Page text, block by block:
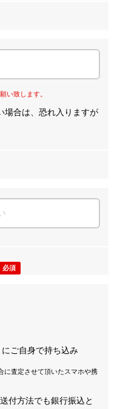
い致します。
場合は、恐れ入りますが
必須
ご自身で持ち込み
に査定させて頂いたスマホや携
付方法でも銀行振込と